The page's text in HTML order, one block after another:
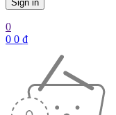
0
0 0 ₫